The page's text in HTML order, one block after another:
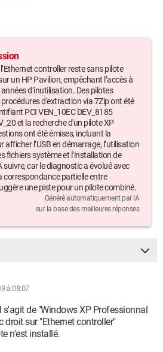
ou d'un emplacement spécifié,
dézippé --> win_xp_2k3_32-
win_xp_2k3_32"
passé, mais quand j'ai fait "Suivant",
- The hardware was not installed
find the necessary software".
d'identification du matériel est /
controller reste sans pilote
un HP Pavilion, empêchant l’accès à
d’inutilisation. Des pilotes
d'extraction via 7Zip ont été
PCI VEN_10EC DEV_8185
et la recherche d'un pilote XP
ont été émises, incluant la
afficher l’USB en démarrage, l’utilisation
fichiers système et l’installation de
suivre, car le diagnostic a évolué avec
correspondance partielle entre
une piste pour un pilote combiné.
Généré automatiquement par IA
sur la base des meilleures réponses
à 08:07
s'agit de "Windows XP Professionnal
droit sur "Ethernet controller"
n'est installé.